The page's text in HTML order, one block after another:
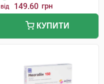
від 149.60 грн
КУПИТИ